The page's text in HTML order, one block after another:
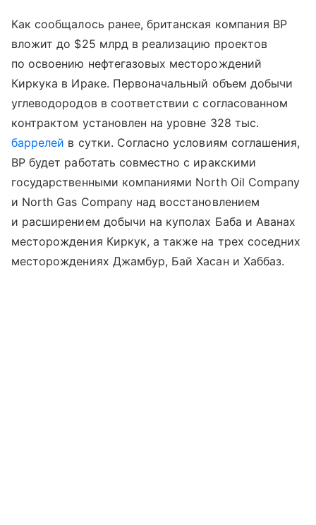
Как сообщалось ранее, британская компания BP
вложит до $25 млрд в реализацию проектов
по освоению нефтегазовых месторождений
Киркука в Ираке. Первоначальный объем добычи
углеводородов в соответствии с согласованном
контрактом установлен на уровне 328 тыс.
баррелей в сутки. Согласно условиям соглашения,
BP будет работать совместно с иракскими
государственными компаниями North Oil Company
и North Gas Company над восстановлением
и расширением добычи на куполах Баба и Аванах
месторождения Киркук, а также на трех соседних
месторождениях Джамбур, Бай Хасан и Хаббаз.